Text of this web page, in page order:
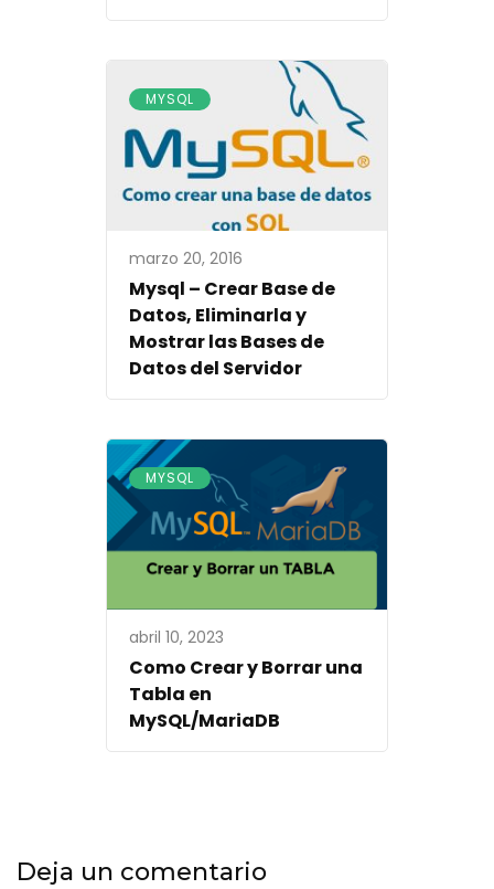
MYSQL
marzo 20, 2016
Mysql – Crear Base de
Datos, Eliminarla y
Mostrar las Bases de
Datos del Servidor
MYSQL
abril 10, 2023
Como Crear y Borrar una
Tabla en
MySQL/MariaDB
Deja un comentario